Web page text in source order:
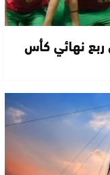
نهائي كأس